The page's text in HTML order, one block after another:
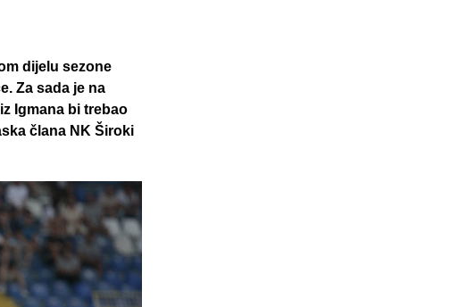
dijelu sezone
Za sada je na
Igmana bi trebao
člana NK Široki